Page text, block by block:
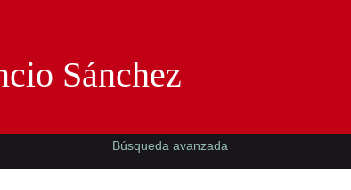
Sánchez
Búsqueda avanzada